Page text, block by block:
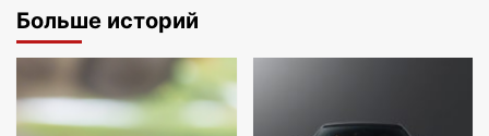
Больше историй